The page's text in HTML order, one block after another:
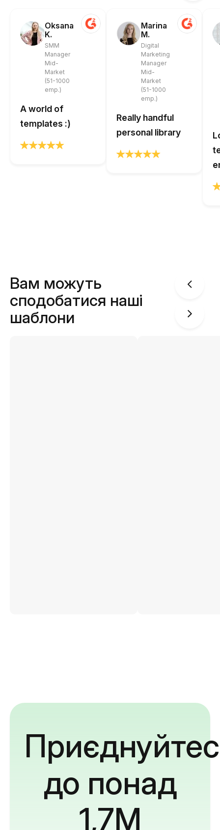
Oksana
K.
SMM
Manager
Mid-
Market
(51-1000
emp.)
A world of
templates :)
Marina
M.
Digital
Marketing
Manager
Mid-
Market
(51-1000
emp.)
Really handful
personal library
Вам можуть
сподобатися наші
шаблони
до понад
1,7M